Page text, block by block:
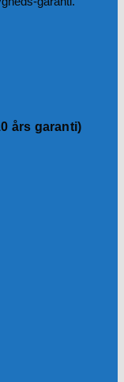
års garanti)